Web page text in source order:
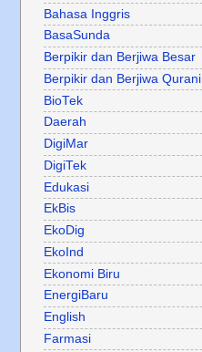
Bahasa Inggris
BasaSunda
Berpikir dan Berjiwa Besar
Berpikir dan Berjiwa Qurani
BioTek
Daerah
DigiMar
DigiTek
Edukasi
EkBis
EkoDig
EkoInd
Ekonomi Biru
EnergiBaru
English
Farmasi